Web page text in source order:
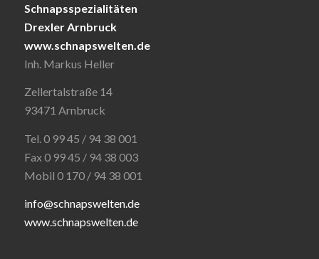
Schnapsspezialitäten
Drexler Arnbruck
www.schnapswelten.de
Inh. Markus Heller
Zellertalstraße 14
93471 Arnbruck
Tel. 0 99 45 / 94 38 001
Fax 0 99 45 / 94 38 003
Mobil 0 170 / 94 38 001
info@schnapswelten.de
www.schnapswelten.de